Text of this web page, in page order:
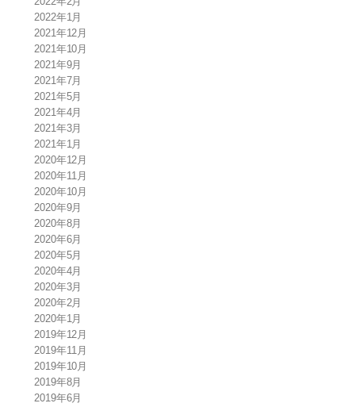
2022年1月
2021年12月
2021年10月
2021年9月
2021年7月
2021年5月
2021年4月
2021年3月
2021年1月
2020年12月
2020年11月
2020年10月
2020年9月
2020年8月
2020年6月
2020年5月
2020年4月
2020年3月
2020年2月
2020年1月
2019年12月
2019年11月
2019年10月
2019年8月
2019年6月